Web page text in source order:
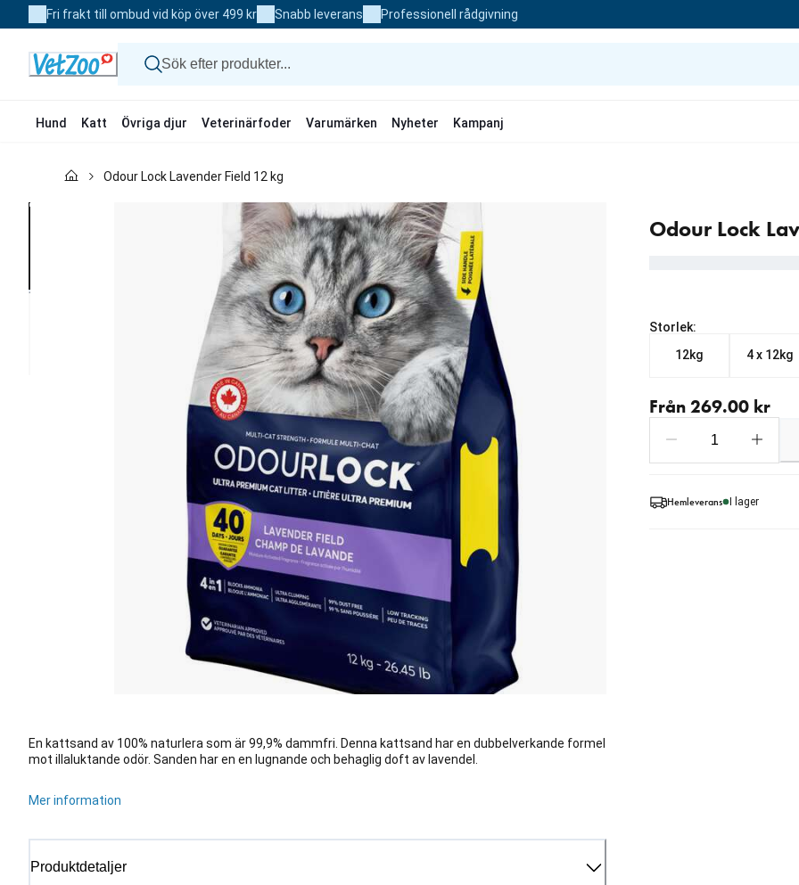
to
Fri frakt till ombud vid köp över 499 kr Snabb leverans Professionell rådgivning
Hund Katt Övriga djur Veterinärfoder Varumärken Nyheter Kampanj
Odour Lock Lavender Field 12 kg
Odour Lock
En kattsand av 100% naturlera som är 99,9% dammfri. Denna kattsand har en dubbelverkande formel
mot illaluktande odör. Sanden har en en lugnande och behaglig doft av lavendel.
Mer information
Produktdetaljer
Storlek:
12kg
4 x 12kg
Från 269.00 kr
Hemleverans I lager